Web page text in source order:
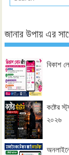
জানার উপায় এর
বিকাশ
কষ্টের
২০২৬